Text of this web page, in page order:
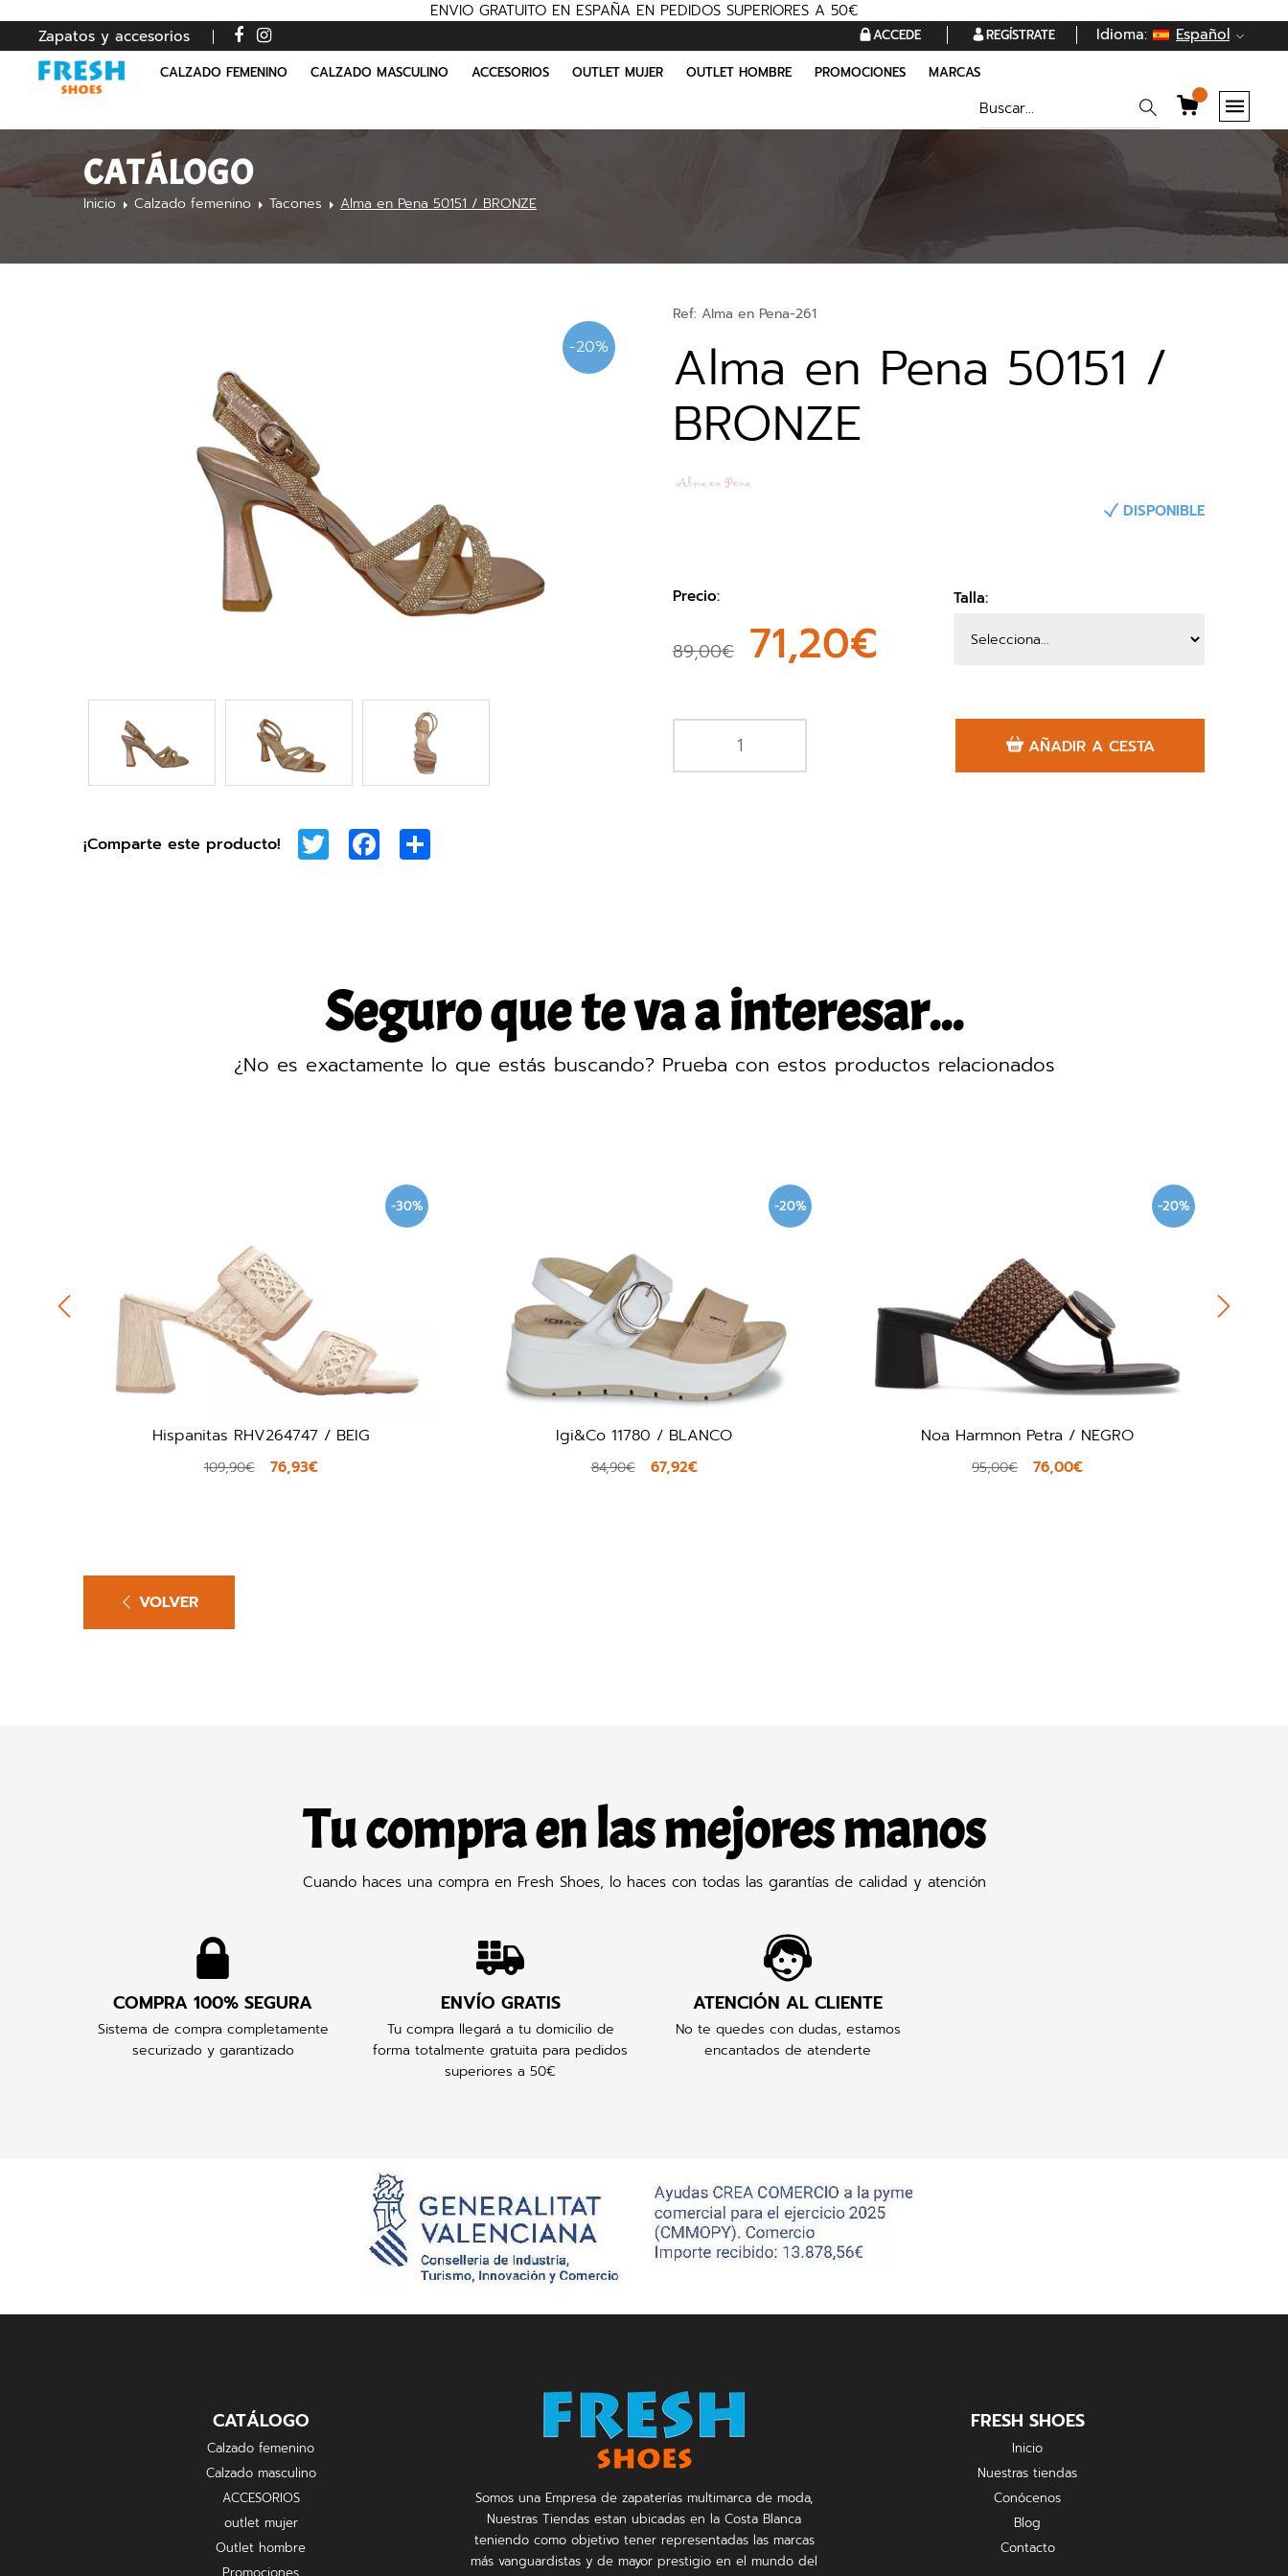
ENVIO GRATUITO EN ESPAÑA EN PEDIDOS SUPERIORES A 50€
Zapatos y accesorios
ACCEDE REGÍSTRATE Idioma: Español
CALZADO FEMENINO CALZADO MASCULINO ACCESORIOS OUTLET MUJER OUTLET HOMBRE PROMOCIONES MARCAS
CATÁLOGO
Inicio Calzado femenino Tacones Alma en Pena 50151 / BRONZE
-20%
¡Comparte este producto! Twitter Facebook
Ref: Alma en Pena-261
Alma en Pena 50151 /
BRONZE
DISPONIBLE
Precio:
89,00€ 71,20€
Talla:
AÑADIR A CESTA
Seguro que te va a interesar...
¿No es exactamente lo que estás buscando? Prueba con estos productos relacionados
-30%
Hispanitas RHV264747 / BEIG
109,90€ 76,93€
-20%
Igi&Co 11780 / BLANCO
84,90€ 67,92€
-20%
Noa Harmnon Petra / NEGRO
95,00€ 76,00€
VOLVER
Tu compra en las mejores manos
Cuando haces una compra en Fresh Shoes, lo haces con todas las garantías de calidad y atención
COMPRA 100% SEGURA
Sistema de compra completamente
securizado y garantizado
ENVÍO GRATIS
Tu compra llegará a tu domicilio de
forma totalmente gratuita para pedidos
superiores a 50€
ATENCIÓN AL CLIENTE
No te quedes con dudas, estamos
encantados de atenderte
CATÁLOGO
Calzado femenino
Calzado masculino
ACCESORIOS
outlet mujer
Outlet hombre
Somos una Empresa de zapaterías multimarca de moda,
Nuestras Tiendas estan ubicadas en la Costa Blanca
teniendo como objetivo tener representadas las marcas
más vanguardistas y de mayor prestigio en el mundo del
FRESH SHOES
Inicio
Nuestras tiendas
Conócenos
Blog
Contacto